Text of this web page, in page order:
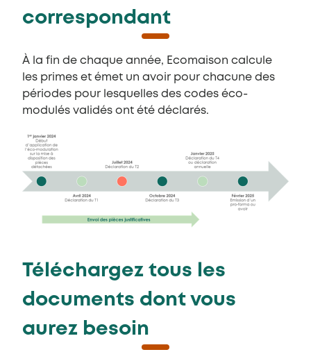
correspondant
À la fin de chaque année, Ecomaison calcule
les primes et émet un avoir pour chacune des
périodes pour lesquelles des codes éco-
modulés validés ont été déclarés.
Téléchargez tous les
documents dont vous
aurez besoin